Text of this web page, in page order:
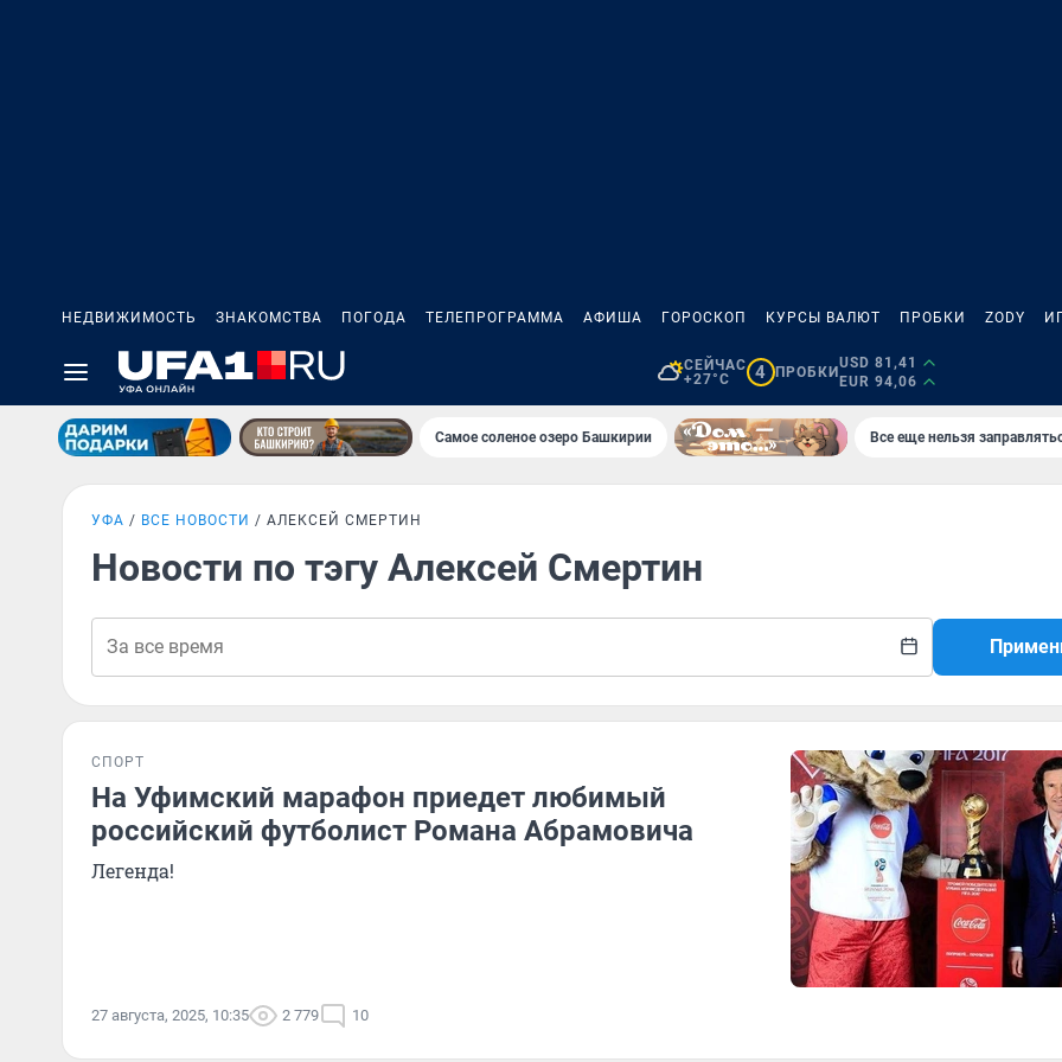
НЕДВИЖИМОСТЬ ЗНАКОМСТВА ПОГОДА ТЕЛЕПРОГРАММА АФИША ГОРОСКОП КУРСЫ ВАЛЮТ ПРОБКИ ZODY
СЕЙЧАС
+27°C
4 ПРОБКИ
USD 81,41
EUR 94,06
Самое соленое озеро Башкирии Все еще нельзя
УФА ВСЕ НОВОСТИ АЛЕКСЕЙ СМЕРТИН
Новости по тэгу Алексей Смертин
СПОРТ
На Уфимский марафон приедет любимый
российский футболист Романа Абрамовича
Легенда!
27 августа, 2025, 10:35 2 779 10